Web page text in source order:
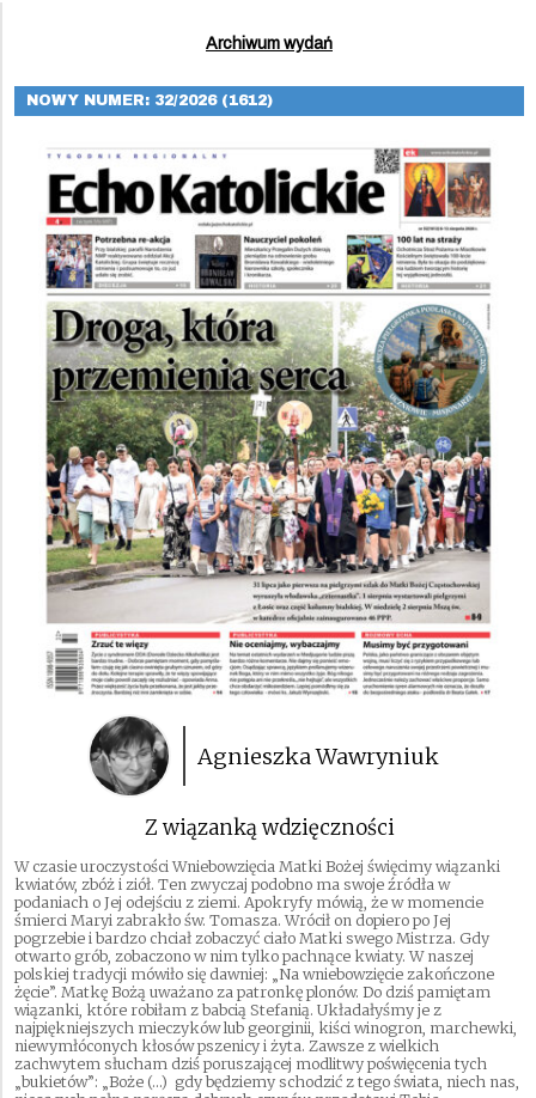
Archiwum wydań
NOWY NUMER: 32/2026 (1612)
Agnieszka Wawryniuk
Z wiązanką wdzięczności
W czasie uroczystości Wniebowzięcia Matki Bożej święcimy wiązanki
kwiatów, zbóż i ziół. Ten zwyczaj podobno ma swoje źródła w
podaniach o Jej odejściu z ziemi. Apokryfy mówią, że w momencie
śmierci Maryi zabrakło św. Tomasza. Wrócił on dopiero po Jej
pogrzebie i bardzo chciał zobaczyć ciało Matki swego Mistrza. Gdy
otwarto grób, zobaczono w nim tylko pachnące kwiaty. W naszej
polskiej tradycji mówiło się dawniej: „Na wniebowzięcie zakończone
żęcie”. Matkę Bożą uważano za patronkę plonów. Do dziś pamiętam
wiązanki, które robiłam z babcią Stefanią. Układałyśmy je z
najpiękniejszych mieczyków lub georginii, kiści winogron, marchewki,
niewymłóconych kłosów pszenicy i żyta. Zawsze z wielkich
zachwytem słucham dziś poruszającej modlitwy poświęcenia tych
„bukietów”: „Boże (…) gdy będziemy schodzić z tego świata, niech nas,